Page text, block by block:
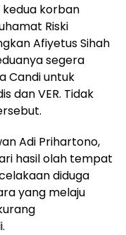
korban
Riski
Afiyetus Sihah
segera
Candi untuk
dan VER. Tidak
Adi Prihartono,
hasil olah tempat
diduga
yang melaju